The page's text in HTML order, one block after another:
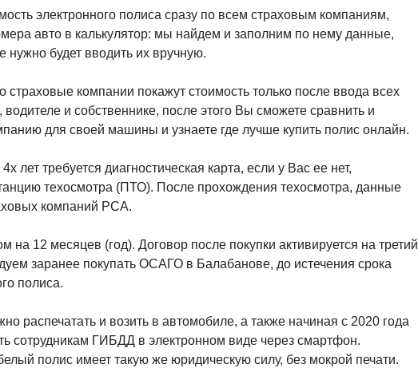
электронного полиса сразу по всем страховым компаниям,
авто в калькулятор: мы найдем и заполним по нему данные,
нужно будет вводить их вручную.
страховые компании покажут стоимость только после ввода всех
и собственнике, после этого Вы сможете сравнить и
для своей машины и узнаете где лучше купить полис онлайн.
лет требуется диагностическая карта, если у Вас ее нет,
техосмотра (ПТО). После прохождения техосмотра, данные
компаний РСА.
12 месяцев (год). Договор после покупки активируется на третий
заранее покупать ОСАГО в Балабанове, до истечения срока
полиса.
распечатать и возить в автомобиле, а также начиная с 2020 года
сотрудникам ГИБДД в электронном виде через смартфон.
полис имеет такую же юридическую силу, без мокрой печати.